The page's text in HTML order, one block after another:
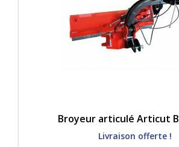
Broyeur articulé Articut
Livraison offerte !